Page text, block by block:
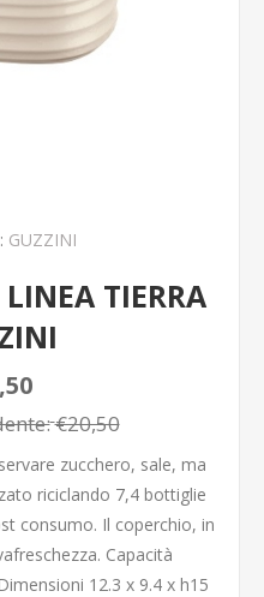
GUZZINI
TIERRA
€20,50
zucchero, sale, ma
riciclando 7,4 bottiglie
consumo. Il coperchio, in
Capacità
12.3 x 9.4 x h15